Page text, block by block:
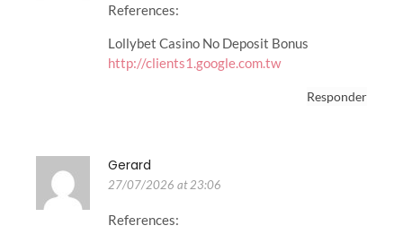
References:
Lollybet Casino No Deposit Bonus
http://clients1.google.com.tw
Responder
Gerard
27/07/2026 at 23:06
References: